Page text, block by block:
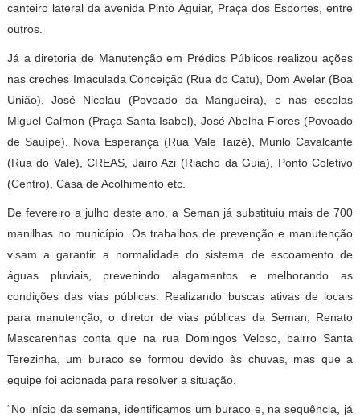
canteiro lateral da avenida Pinto Aguiar, Praça dos Esportes, entre
outros.
Já a diretoria de Manutenção em Prédios Públicos realizou ações
nas creches Imaculada Conceição (Rua do Catu), Dom Avelar (Boa
União), José Nicolau (Povoado da Mangueira), e nas escolas
Miguel Calmon (Praça Santa Isabel), José Abelha Flores (Povoado
de Sauípe), Nova Esperança (Rua Vale Taizé), Murilo Cavalcante
(Rua do Vale), CREAS, Jairo Azi (Riacho da Guia), Ponto Coletivo
(Centro), Casa de Acolhimento etc.
De fevereiro a julho deste ano, a Seman já substituiu mais de 700
manilhas no município. Os trabalhos de prevenção e manutenção
visam a garantir a normalidade do sistema de escoamento de
águas pluviais, prevenindo alagamentos e melhorando as
condições das vias públicas. Realizando buscas ativas de locais
para manutenção, o diretor de vias públicas da Seman, Renato
Mascarenhas conta que na rua Domingos Veloso, bairro Santa
Terezinha, um buraco se formou devido às chuvas, mas que a
equipe foi acionada para resolver a situação.
“No início da semana, identificamos um buraco e, na sequência, já